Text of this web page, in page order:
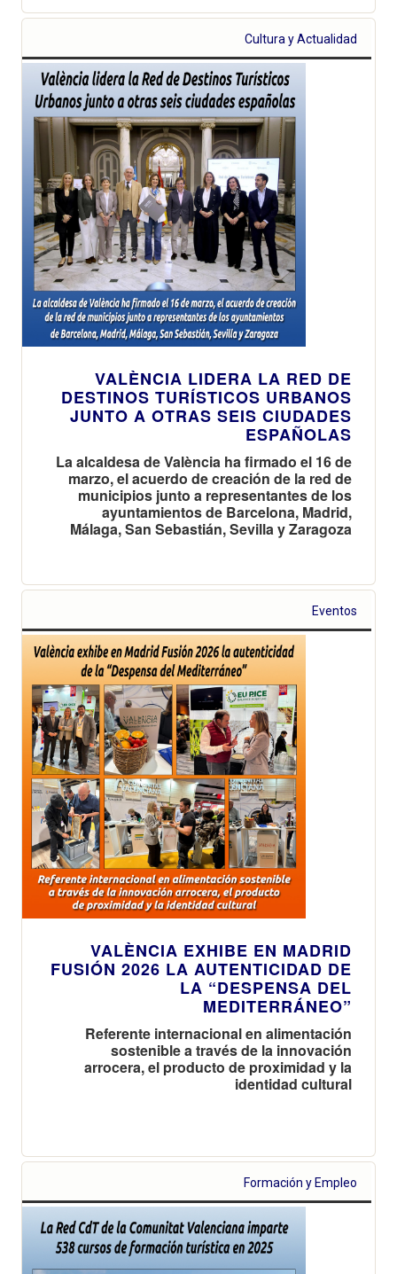
Cultura y Actualidad
VALÈNCIA LIDERA LA RED DE
DESTINOS TURÍSTICOS URBANOS
JUNTO A OTRAS SEIS CIUDADES
ESPAÑOLAS
La alcaldesa de València ha firmado el 16 de
marzo, el acuerdo de creación de la red de
municipios junto a representantes de los
ayuntamientos de Barcelona, Madrid,
Málaga, San Sebastián, Sevilla y Zaragoza
Eventos
VALÈNCIA EXHIBE EN MADRID
FUSIÓN 2026 LA AUTENTICIDAD DE
LA “DESPENSA DEL
MEDITERRÁNEO”
Referente internacional en alimentación
sostenible a través de la innovación
arrocera, el producto de proximidad y la
identidad cultural
Formación y Empleo